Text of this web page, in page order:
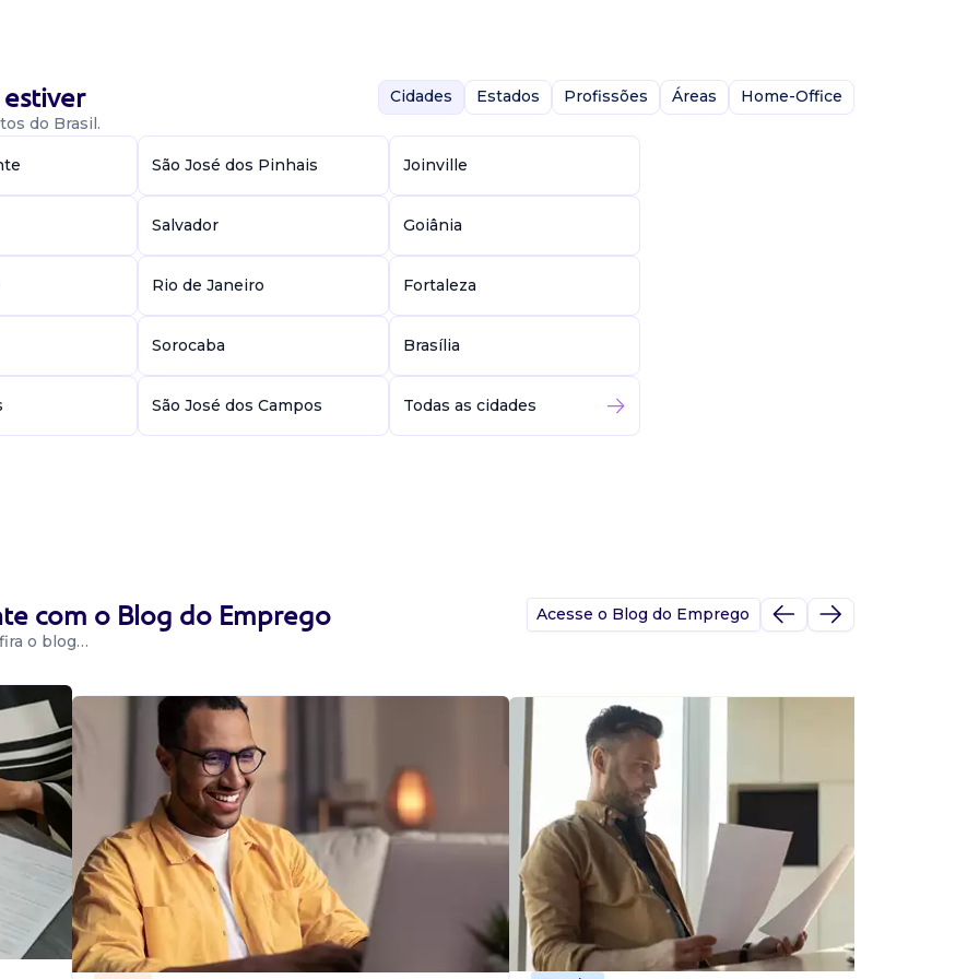
realidade de
peri...
-
e recursos a
sind...
de peças
de
e
do Brasil.
Cidades Estados Profissões Áreas Home-Office
São José dos Pinhais Joinville
Salvador Goiânia
Rio de Janeiro Fortaleza
Sorocaba Brasília
São José dos Campos Todas as cidades
com o Blog do Emprego
o blog…
Acesse o Blog do Emprego